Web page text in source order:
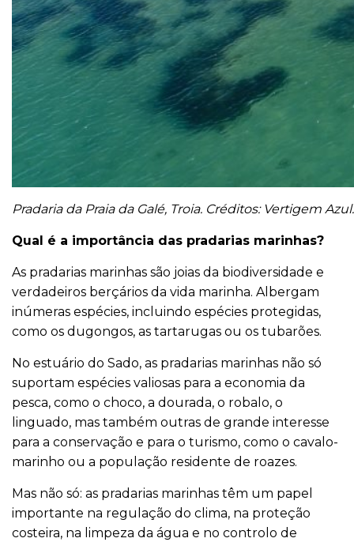
Pradaria da Praia da Galé, Troia. Créditos: Vertigem Azul.
Qual é a importância das pradarias marinhas?
As pradarias marinhas são joias da biodiversidade e
verdadeiros berçários da vida marinha. Albergam
inúmeras espécies, incluindo espécies protegidas,
como os dugongos, as tartarugas ou os tubarões.
No estuário do Sado, as pradarias marinhas não só
suportam espécies valiosas para a economia da
pesca, como o choco, a dourada, o robalo, o
linguado, mas também outras de grande interesse
para a conservação e para o turismo, como o cavalo-
marinho ou a população residente de roazes.
Mas não só: as pradarias marinhas têm um papel
importante na regulação do clima, na proteção
costeira, na limpeza da água e no controlo de